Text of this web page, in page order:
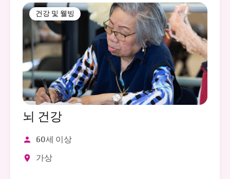
건강 및 웰빙
뇌 건강
60세 이상
가상